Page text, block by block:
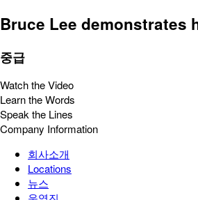
Bruce Lee demonstrates
중급
Watch the Video
Learn the Words
Speak the Lines
Company Information
회사소개
Locations
뉴스